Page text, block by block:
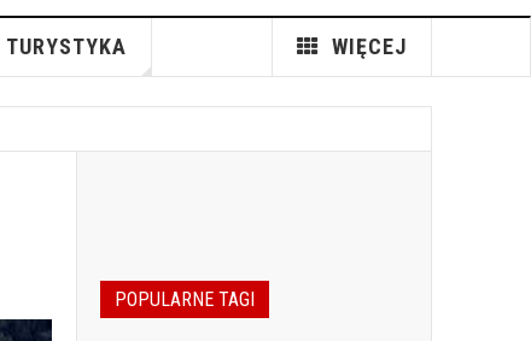
TURYSTYKA WIĘCEJ
POPULARNE TAGI